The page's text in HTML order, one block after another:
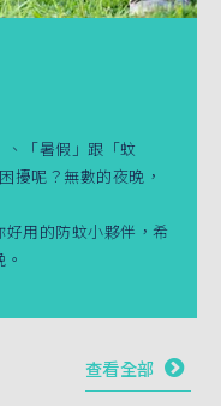
「暑假」跟「蚊
擾呢？無數的夜晚，
用的防蚊小夥伴，希
查看全部